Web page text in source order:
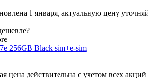
1 января, актуальную цену
256GB Black sim+e-sim
цена действительна с учетом всех акций